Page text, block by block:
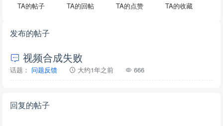
TA的帖子 TA的回帖 TA的点赞 TA的收藏
发布的帖子
视频合成失败
话题： 问题反馈 大约1年之前 666
回复的帖子